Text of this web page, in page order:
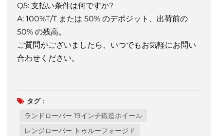
Q5: 支払い条件は何ですか?
A: 100%T/T または 50% のデポジット、出荷前の
50% の残高。
ご質問がございましたら、いつでもお気軽にお問い
合わせください。
タグ :
ランドローバー 19インチ鍛造ホイール
レンジローバー トゥルーフォージド